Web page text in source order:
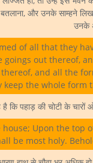
और उनके साम्हने
उनके
of all that they
goings out thereof,
and all the
the whole form
कि पहाड़ की चोटी के चारों
house; Upon the
be most holy.